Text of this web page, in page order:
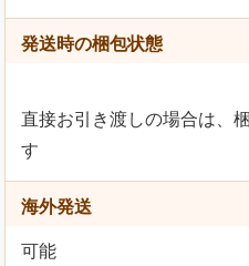
発送時の梱包状態
直接お引き渡しの場合は、
す
海外発送
可能